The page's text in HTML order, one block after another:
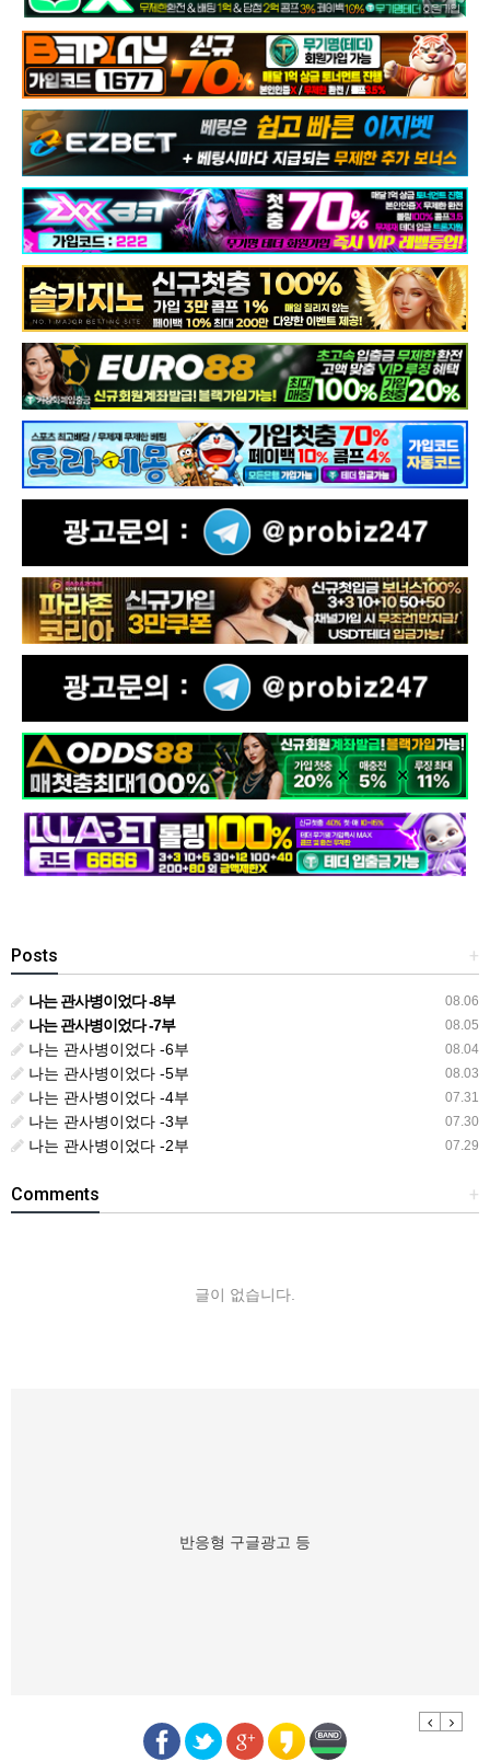
+
Posts
08.06
나는 관사병이었다 -8부
08.05
나는 관사병이었다 -7부
08.04
나는 관사병이었다 -6부
08.03
나는 관사병이었다 -5부
07.31
나는 관사병이었다 -4부
07.30
나는 관사병이었다 -3부
07.29
나는 관사병이었다 -2부
+
Comments
글이 없습니다.
반응형 구글광고 등
Previous
Next